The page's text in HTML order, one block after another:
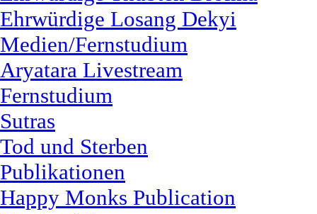
Ehrwürdige Losang Dekyi
Medien/Fernstudium
Aryatara Livestream
Fernstudium
Sutras
Tod und Sterben
Publikationen
Happy Monks Publication